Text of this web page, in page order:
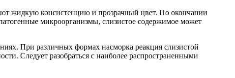
жидкую консистенцию и прозрачный цвет. По окончании
микроорганизмы, слизистое содержимое может
При различных формах насморка реакция слизистой
Следует разобраться с наиболее распространенными